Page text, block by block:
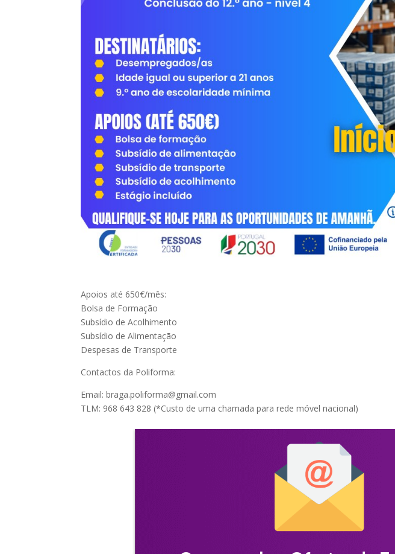
Apoios até 650€/mês:
Bolsa de Formação
Subsídio de Acolhimento
Subsídio de Alimentação
Despesas de Transporte
Contactos da Poliforma:
Email: braga.poliforma@gmail.com
TLM: 968 643 828 (*Custo de uma chamada para rede móvel nacional)